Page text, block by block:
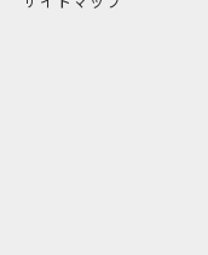
サイトマップ